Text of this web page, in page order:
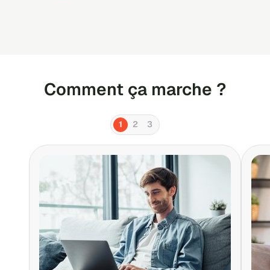
Comment ça marche ?
1 2 3